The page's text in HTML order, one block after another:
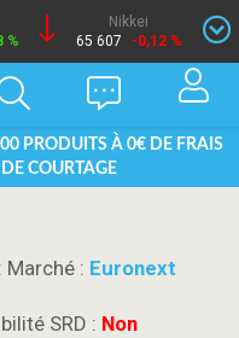
%
Nikkei
65 607
-0,12 %
PRODUITS À 0€ DE FRAIS
DE COURTAGE
Marché : Euronext
SRD : Non